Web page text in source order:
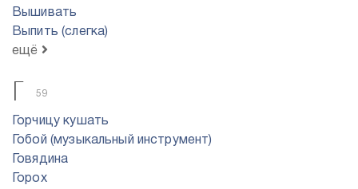
Вышивать
Выпить (слегка)
ещё
Г 59
Горчицу кушать
Гобой (музыкальный инструмент)
Говядина
Горох